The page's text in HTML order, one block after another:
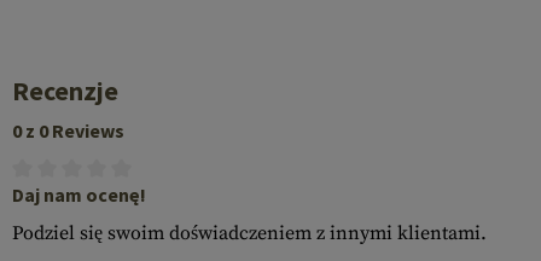
Recenzje
0 z 0 Reviews
Daj nam ocenę!
Podziel się swoim doświadczeniem z innymi klientami.